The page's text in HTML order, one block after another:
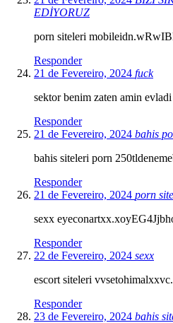
EDİYORUZ
porn siteleri
Responder
21 de Fevereiro, 2024 fuck
sektor benim zaten amin
Responder
21 de Fevereiro, 2024 bahis
bahis siteleri porn
Responder
21 de Fevereiro, 2024 porn
sexx
Responder
22 de Fevereiro, 2024 sexx
escort siteleri
Responder
23 de Fevereiro, 2024 bahis